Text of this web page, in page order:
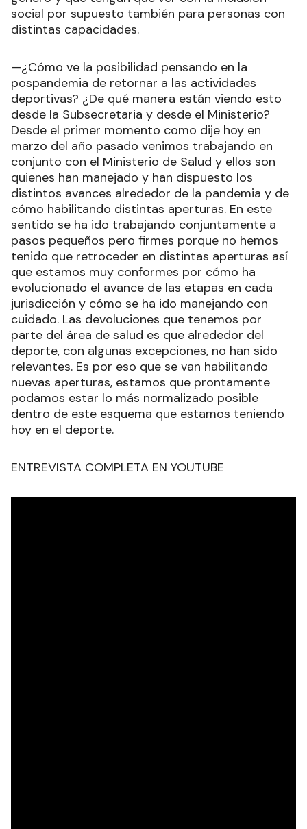
social por supuesto también para personas con
distintas capacidades.
—¿Cómo ve la posibilidad pensando en la
pospandemia de retornar a las actividades
deportivas? ¿De qué manera están viendo esto
desde la Subsecretaria y desde el Ministerio?
Desde el primer momento como dije hoy en
marzo del año pasado venimos trabajando en
conjunto con el Ministerio de Salud y ellos son
quienes han manejado y han dispuesto los
distintos avances alrededor de la pandemia y de
cómo habilitando distintas aperturas. En este
sentido se ha ido trabajando conjuntamente a
pasos pequeños pero firmes porque no hemos
tenido que retroceder en distintas aperturas así
que estamos muy conformes por cómo ha
evolucionado el avance de las etapas en cada
jurisdicción y cómo se ha ido manejando con
cuidado. Las devoluciones que tenemos por
parte del área de salud es que alrededor del
deporte, con algunas excepciones, no han sido
relevantes. Es por eso que se van habilitando
nuevas aperturas, estamos que prontamente
podamos estar lo más normalizado posible
dentro de este esquema que estamos teniendo
hoy en el deporte.
ENTREVISTA COMPLETA EN YOUTUBE